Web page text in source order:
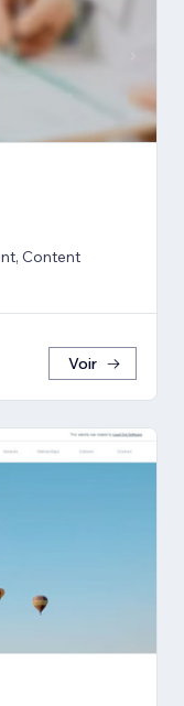
Content
Voir